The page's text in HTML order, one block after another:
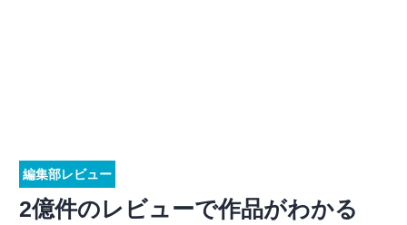
編集部レビュー
2億件のレビューで作品がわかる